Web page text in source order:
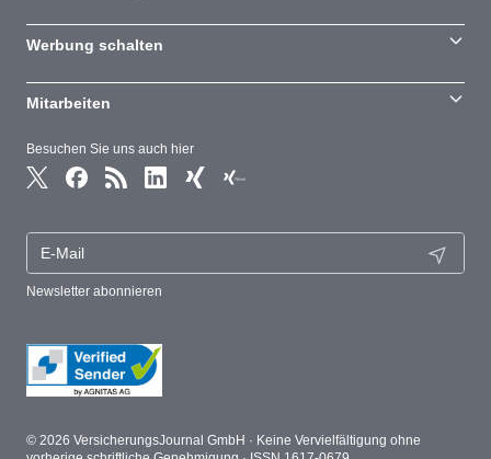
Besuchen Sie uns auch hier
Newsletter abonnieren
Werbung schalten
Mitarbeiten
© 2026 VersicherungsJournal GmbH · Keine Vervielfältigung ohne